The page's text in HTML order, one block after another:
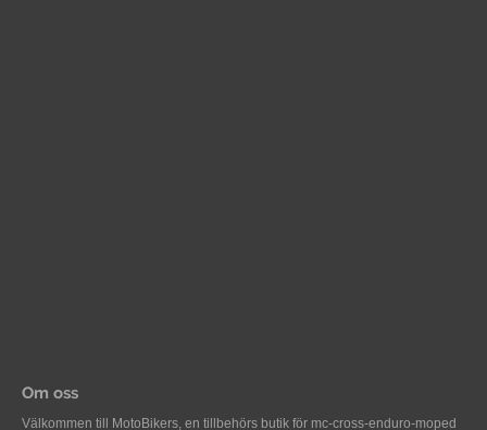
Om oss
Välkommen till MotoBikers, en tillbehörs butik för mc-cross-enduro-moped